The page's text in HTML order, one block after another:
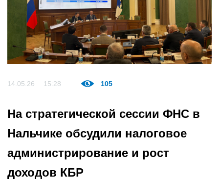
14.05.26 15:28 105
На стратегической сессии ФНС в
Нальчике обсудили налоговое
администрирование и рост
доходов КБР